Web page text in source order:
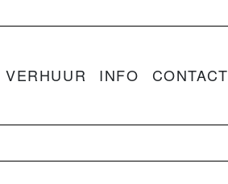
VERHUUR INFO CONTACT